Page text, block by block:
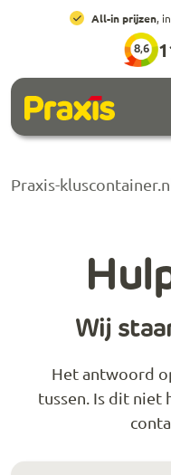
All-in prijzen,
8,6
Praxis-
Wij
Het antwoord
tussen. Is dit niet